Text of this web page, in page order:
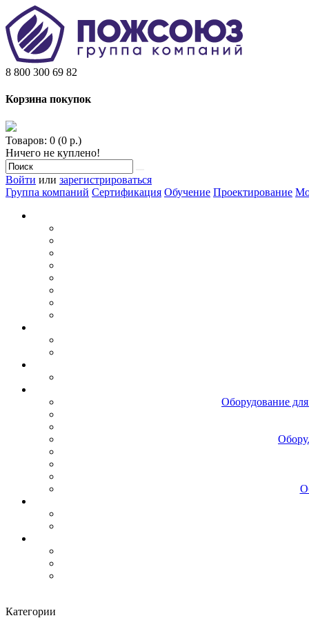
8 800 300 69 82
Корзина покупок
Товаров: 0 (0 р.)
Ничего не куплено!
Войти или зарегистрироваться
Группа компаний Сертификация Обучение Проектирование
Оборудование
Категории